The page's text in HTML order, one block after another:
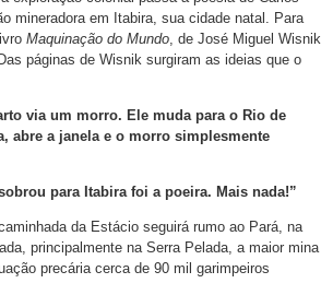
mineradora em Itabira, sua cidade natal. Para
Maquinação do Mundo , de José Miguel Wisnik,
páginas de Wisnik surgiram as ideias que o
via um morro. Ele muda para o Rio de
abre a janela e o morro simplesmente
para Itabira foi a poeira. Mais nada!”
da Estácio seguirá rumo ao Pará, na
principalmente na Serra Pelada, a maior mina
precária cerca de 90 mil garimpeiros